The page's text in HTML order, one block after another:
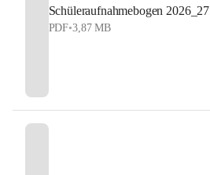
Schüleraufnahmebogen 2026_27
PDF•3,87 MB